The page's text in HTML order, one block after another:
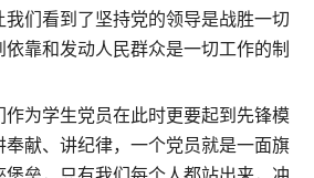
们看到了坚持党的领导是战胜一切
靠和发动人民群众是一切工作的制
作为学生党员在此时更要起到先锋模
奉献、讲纪律，一个党员就是一面旗